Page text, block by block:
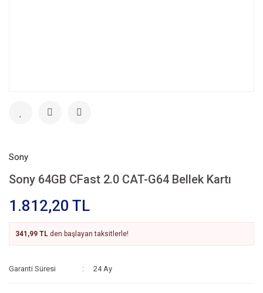
Sony
Sony 64GB CFast 2.0 CAT-G64 Bellek Kartı
1.812,20 TL
341,99 TL den başlayan taksitlerle!
Garanti Süresi 24 Ay